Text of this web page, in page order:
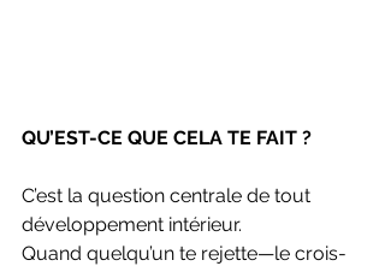
QU’EST-CE QUE CELA TE FAIT ?
C’est la question centrale de tout
développement intérieur.
Quand quelqu’un te rejette—le crois-